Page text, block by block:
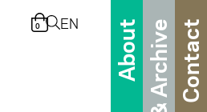
0 EN About Contact